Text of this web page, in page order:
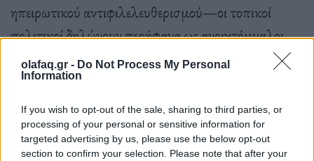
olafaq.gr - Do Not Process My Personal
Information
If you wish to opt-out of the sale, sharing to third parties, or
processing of your personal or sensitive information for
targeted advertising by us, please use the below opt-out
section to confirm your selection. Please note that after your
ηπειρωτικού αντιφιλελευθερισμού—οι τοπικοί
πολιτικοί δηλώνουν περήφανα ως ανοιχτόμυαλοι
αντίβαροι στα πλειοψηφικά καθεστώτα. Το 2019, οι
δήμαρχοι της Πράγας, της Μπρατισλάβας, της
Βαρσοβίας και της Βουδαπέστης ίδρυσαν το
Σύμφωνο των Ελεύθερων Πόλεων” για να δείξουν
ότι υπάρχει και άλλος δρόμος. Ταξίδεψαν όλοι μαζί